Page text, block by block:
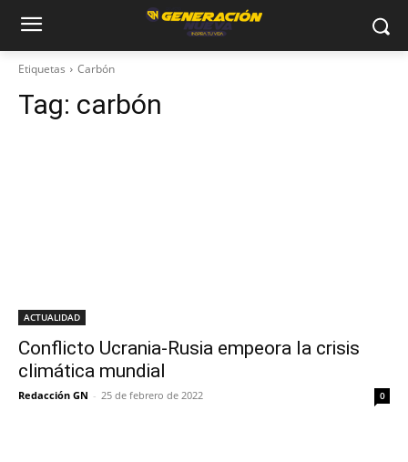
Etiquetas Carbón
Tag: carbón
ACTUALIDAD
Conflicto Ucrania-Rusia empeora la crisis
climática mundial
Redacción GN - 25 de febrero de 2022 0